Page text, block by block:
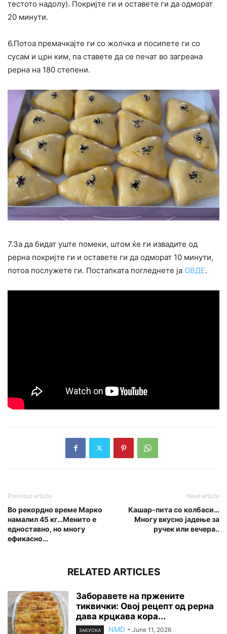
тестото надолу). Покријте ги и оставете ги да одморат
20 минути.
6.Потоа премачкајте ги со жолчка и посипете ги со
сусам и црн ким, па ставете да се печат во загреана
рерна на 180 степени.
7.За да бидат уште помеки, штом ќе ги извадите од
рерна покријте ги и оставете ги да одморат 10 минути,
потоа послужете ги. Постапката погледнете ја ОВДЕ.
Previous article
Во рекордно време Марко
намалил 45 кг…Менито е
едноставно, но многу
ефикасно…
Next article
Кашар-пита со колбаси…
Многу вкусно јадење за
ручек или вечера..
RELATED ARTICLES
Заборавете на пржените
тиквички: Овој рецепт од рерна
дава крцкава кора...
ЗАКУСКА NMD - June 11, 2026